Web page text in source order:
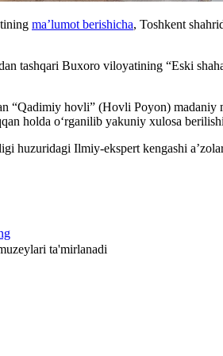
ma’lumot berishicha, Toshkent
tashqari Buxoro viloyatining “Eski
“Qadimiy hovli” (Hovli Poyon)
holda o‘rganilib yakuniy xulosa
huzuridagi Ilmiy-ekspert kengashi
ta'mirlanadi